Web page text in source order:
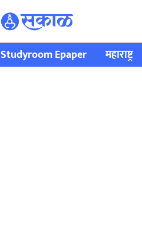
Studyroom Epaper महाराष्ट्र